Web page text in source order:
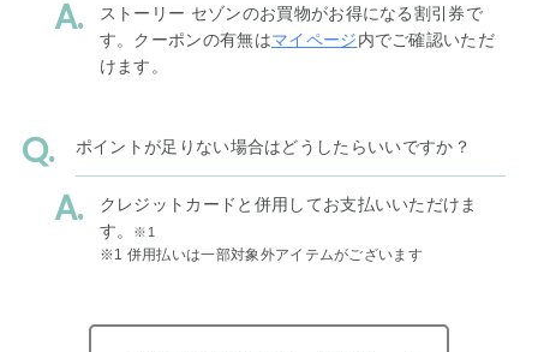
ストーリー セゾンのお買物がお得になる割引券で
す。クーポンの有無はマイページ内でご確認いただ
けます。
ポイントが足りない場合はどうしたらいいですか？
クレジットカードと併用してお支払いいただけま
す。
※1
※1 併用払いは一部対象外アイテムがございます